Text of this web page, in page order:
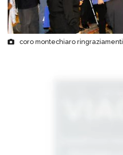
coro montechiaro ringraziamenti